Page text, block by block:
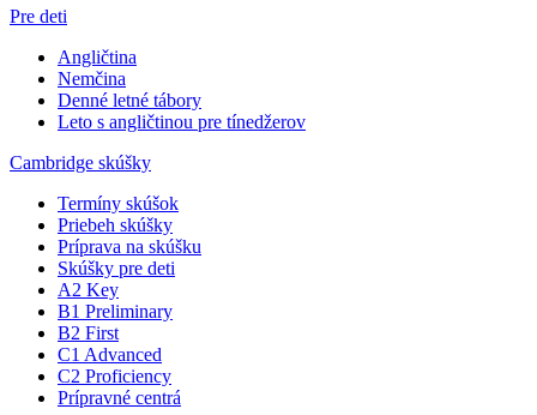
Pre deti
Angličtina
Nemčina
Denné letné tábory
Leto s angličtinou pre tínedžerov
Cambridge skúšky
Termíny skúšok
Priebeh skúšky
Príprava na skúšku
Skúšky pre deti
A2 Key
B1 Preliminary
B2 First
C1 Advanced
C2 Proficiency
Prípravné centrá